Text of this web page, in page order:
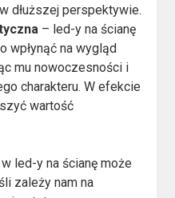
dłuższej perspektywie.
– led-y na ścianę
wpłynąć na wygląd
mu nowoczesności i
charakteru. W efekcie
wartość
led-y na ścianę może
zależy nam na